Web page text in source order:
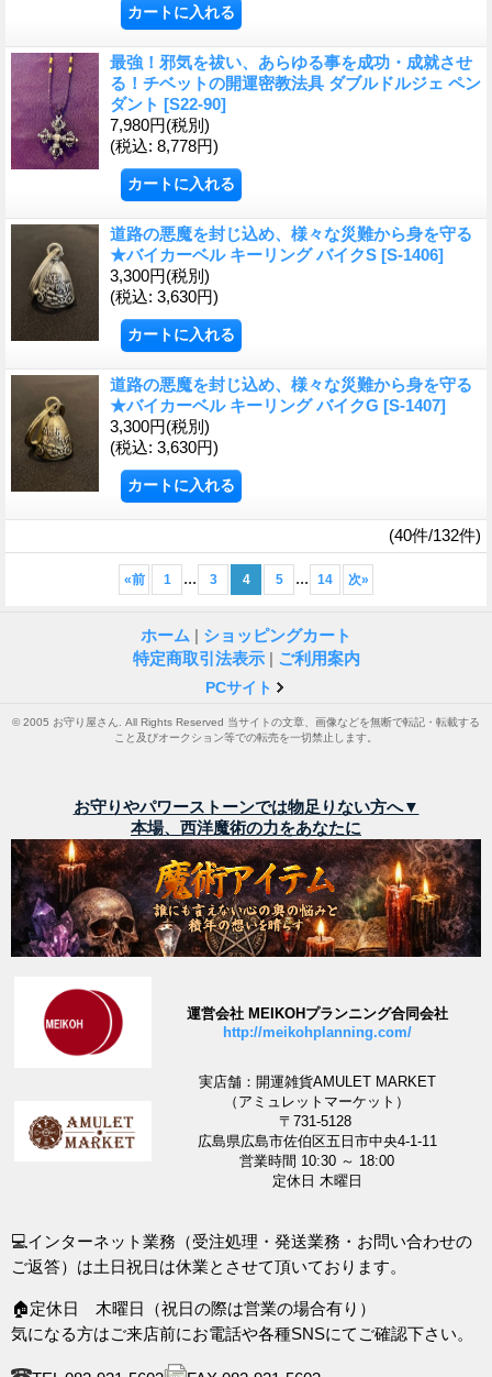
最強！邪気を祓い、あらゆる事を成功・成就させ
る！チベットの開運密教法具 ダブルドルジェ ペン
ダント [S22-90]
7,980円(税別)
(税込: 8,778円)
道路の悪魔を封じ込め、様々な災難から身を守る
★バイカーベル キーリング バイクS [S-1406]
3,300円(税別)
(税込: 3,630円)
道路の悪魔を封じ込め、様々な災難から身を守る
★バイカーベル キーリング バイクG [S-1407]
3,300円(税別)
(税込: 3,630円)
(40件/132件)
«前 1 ... 3 4 5 ... 14 次»
ホーム | ショッピングカート
特定商取引法表示 | ご利用案内
PCサイト
© 2005 お守り屋さん. All Rights Reserved 当サイトの文章、画像などを無断で転記・転載する
こと及びオークション等での転売を一切禁止します。
お守りやパワーストーンでは物足りない方へ▼
本場、西洋魔術の力をあなたに
運営会社 MEIKOHプランニング合同会社
http://meikohplanning.com/
実店舗：開運雑貨AMULET MARKET
（アミュレットマーケット）
〒731-5128
広島県広島市佐伯区五日市中央4-1-11
営業時間 10:30 ～ 18:00
定休日 木曜日
💻インターネット業務（受注処理・発送業務・お問い合わせの
ご返答）は土日祝日は休業とさせて頂いております。
🏠定休日 木曜日（祝日の際は営業の場合有り）
気になる方はご来店前にお電話や各種SNSにてご確認下さい。